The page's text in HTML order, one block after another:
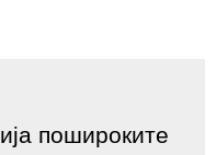
пошироките